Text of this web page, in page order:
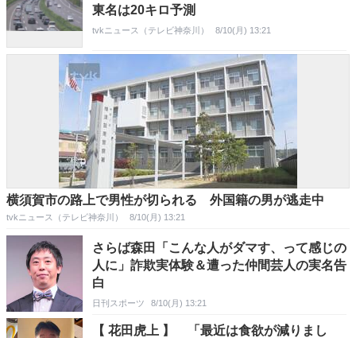
東名は20キロ予測
tvkニュース（テレビ神奈川） 8/10(月) 13:21
横須賀市の路上で男性が切られる 外国籍の男が逃走中
tvkニュース（テレビ神奈川） 8/10(月) 13:21
さらば森田「こんな人がダマす、って感じの
人に」詐欺実体験＆遭った仲間芸人の実名告
白
日刊スポーツ 8/10(月) 13:21
【 花田虎上 】 「最近は食欲が減りまし